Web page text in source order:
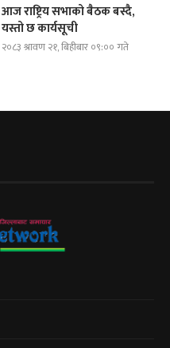
आज राष्ट्रिय सभाको बैठक बस्दै,
यस्तो छ कार्यसूची
२०८३ श्रावण २१, बिहीबार ०९:०० गते